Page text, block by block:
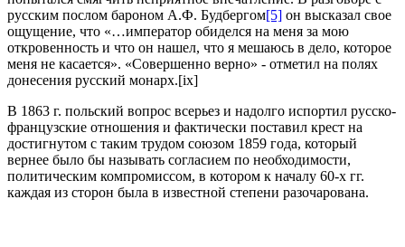
русским послом бароном А.Ф. Будбергом[5] он высказал свое
ощущение, что «…император обиделся на меня за мою
откровенность и что он нашел, что я мешаюсь в дело, которое
меня не касается». «Совершенно верно» - отметил на полях
донесения русский монарх.[ix]
В 1863 г. польский вопрос всерьез и надолго испортил русско-
французские отношения и фактически поставил крест на
достигнутом с таким трудом союзом 1859 года, который
вернее было бы называть согласием по необходимости,
политическим компромиссом, в котором к началу 60-х гг.
каждая из сторон была в известной степени разочарована.